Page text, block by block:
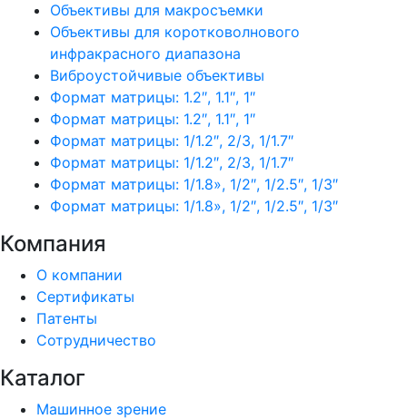
Объективы для макросъемки
Объективы для коротковолнового
инфракрасного диапазона
Виброустойчивые объективы
Формат матрицы: 1.2″, 1.1″, 1″
Формат матрицы: 1.2″, 1.1″, 1″
Формат матрицы: 1/1.2″, 2/3, 1/1.7″
Формат матрицы: 1/1.2″, 2/3, 1/1.7″
Формат матрицы: 1/1.8», 1/2″, 1/2.5″, 1/3″
Формат матрицы: 1/1.8», 1/2″, 1/2.5″, 1/3″
Компания
О компании
Сертификаты
Патенты
Сотрудничество
Каталог
Машинное зрение